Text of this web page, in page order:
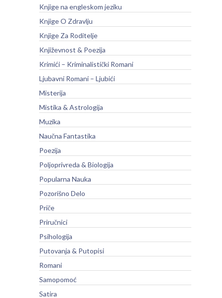
Knjige na engleskom jeziku
Knjige O Zdravlju
Knjige Za Roditelje
Književnost & Poezija
Krimići – Kriminalistički Romani
Ljubavni Romani – Ljubići
Misterija
Mistika & Astrologija
Muzika
Naučna Fantastika
Poezija
Poljoprivreda & Biologija
Popularna Nauka
Pozorišno Delo
Priče
Priručnici
Psihologija
Putovanja & Putopisi
Romani
Samopomoć
Satira